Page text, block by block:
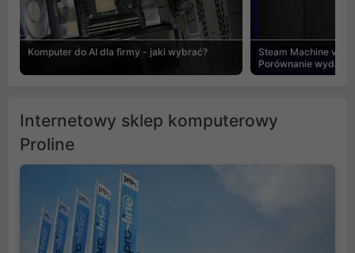
Komputer do AI dla firmy - jaki wybrać?
Steam Machine vs
Porównanie
Internetowy sklep komputerowy
Proline